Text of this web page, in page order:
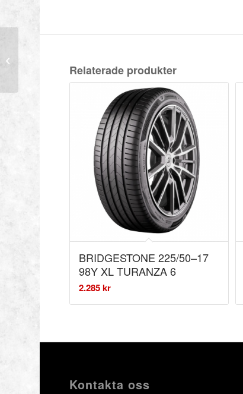
Relaterade produkter
BRIDGESTONE 225/50–17
98Y XL TURANZA 6
2.285kr
Kontakta oss
101W XL ECSTA HS52